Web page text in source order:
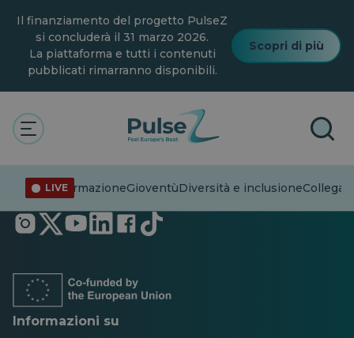
contenuto
principale
Il finanziamento del progetto PulseZ
si concluderà il 31 marzo 2026.
La piattaforma e tutti i contenuti
pubblicati rimarranno disponibili.
Scopri di più
LIVE
DisinformazioneGioventùDiversità e inclusione
Si
apre
nuova
scheda
Si
apre
nuova
scheda
Si
apre
nuova
scheda
Si
apre
nuova
scheda
Si
apre
nuova
scheda
Si
apre
scheda
Informazioni su